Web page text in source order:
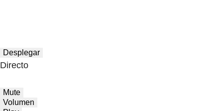
Desplegar
Directo
Mute
Volumen